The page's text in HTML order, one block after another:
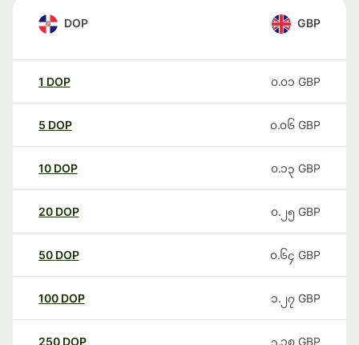
DOP GBP
1 DOP ၀.၀၁ GBP
5 DOP ၀.၀၆ GBP
10 DOP ၀.၁၃ GBP
20 DOP ၀.၂၅ GBP
50 DOP ၀.၆၄ GBP
100 DOP ၁.၂၇ GBP
250 DOP ၃.၁၈ GBP